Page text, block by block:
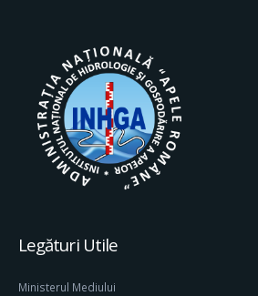
Legături Utile
Ministerul Mediului